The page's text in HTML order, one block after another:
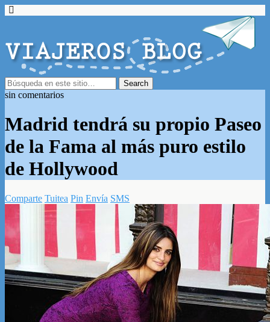
sin comentarios
Madrid tendrá su propio Paseo
de la Fama al más puro estilo
de Hollywood
Comparte Tuitea Pin Envía SMS